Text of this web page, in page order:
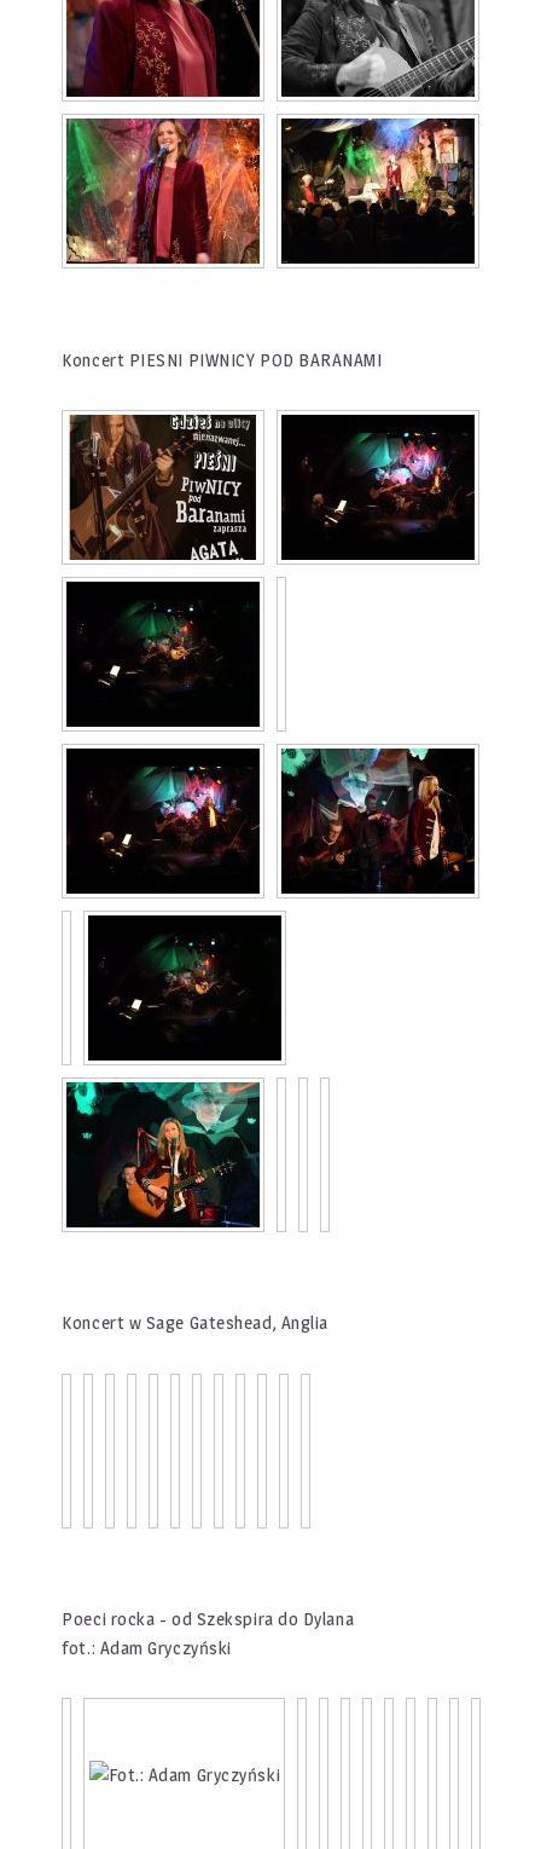
Koncert PIESNI PIWNICY POD BARANAMI
Koncert w Sage Gateshead, Anglia
Poeci rocka - od Szekspira do Dylana
fot.: Adam Gryczyński